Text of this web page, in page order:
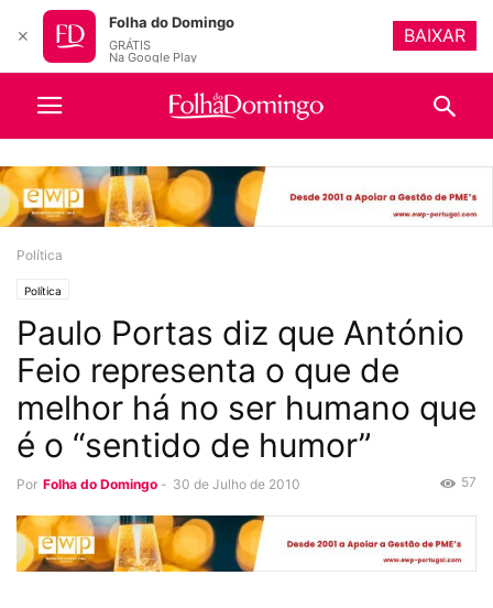
Política
Política
Paulo Portas diz que António
Feio representa o que de
melhor há no ser humano que
é o “sentido de humor”
Por Folha do Domingo - 30 de Julho de 2010 57
✕
Folha do Domingo
GRÁTIS
Na Google Play
BAIXAR